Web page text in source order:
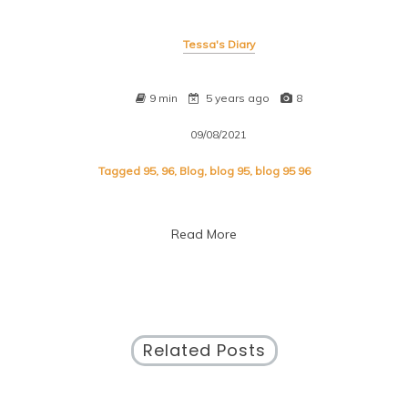
Tessa's Diary
9 min 5 years ago 8
09/08/2021
Tagged 95, 96, Blog, blog 95, blog 95 96
Read More
Related Posts